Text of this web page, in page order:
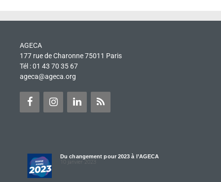
AGECA
177 rue de Charonne 75011 Paris
Tél : 01 43 70 35 67
ageca@ageca.org
Du changement pour 2023 à l’AGECA
10 janvier 2023